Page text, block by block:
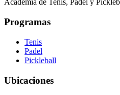
Academia de Tenis, Padel y
Programas
Tenis
Padel
Pickleball
Ubicaciones